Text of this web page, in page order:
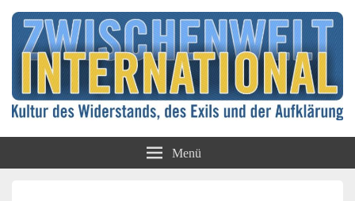
Zwischenwelt
International
Menü